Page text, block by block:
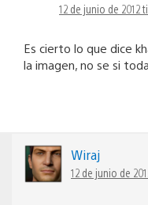
12 de junio de 2012
Es cierto lo que dice
la imagen, no se si
Wiraj
12 de junio de